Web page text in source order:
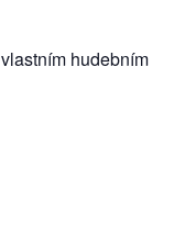
hudebním